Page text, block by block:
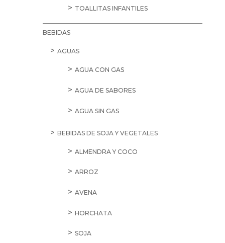
TOALLITAS INFANTILES
BEBIDAS
AGUAS
AGUA CON GAS
AGUA DE SABORES
AGUA SIN GAS
BEBIDAS DE SOJA Y VEGETALES
ALMENDRA Y COCO
ARROZ
AVENA
HORCHATA
SOJA